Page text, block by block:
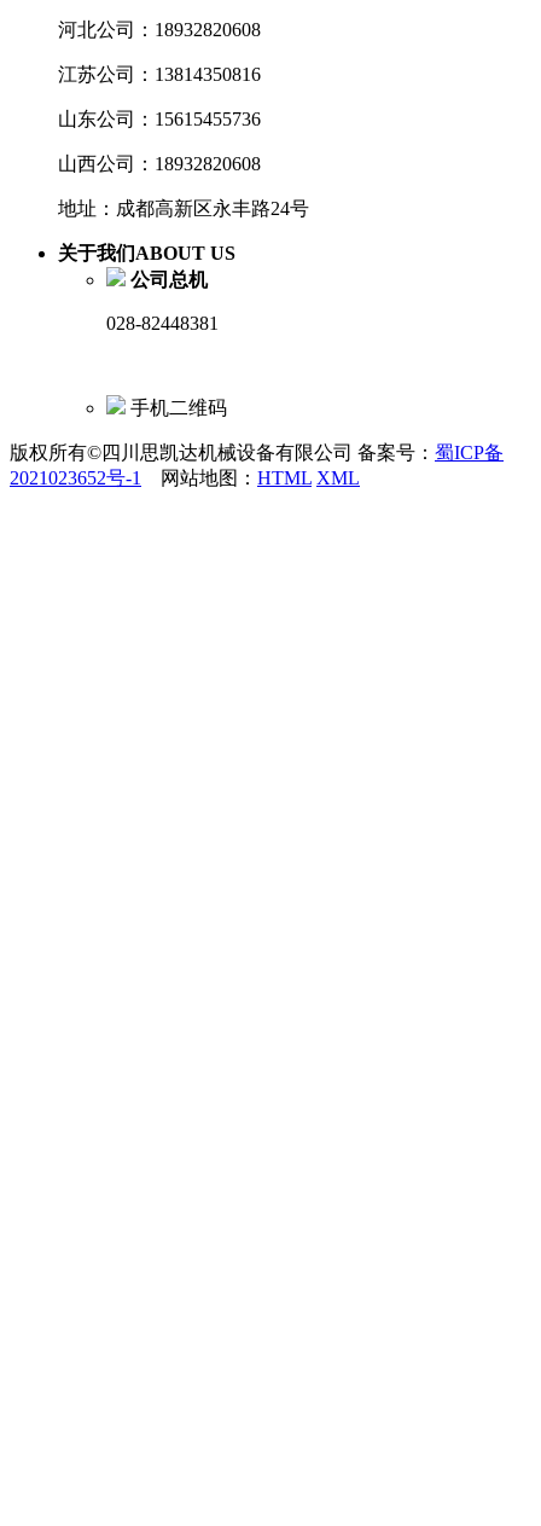
河北公司：18932820608
江苏公司：13814350816
山东公司：15615455736
山西公司：18932820608
地址：成都高新区永丰路24号
关于我们ABOUT US
公司总机
028-82448381
手机二维码
版权所有©四川思凯达机械设备有限公司 备案号： 蜀ICP备
2021023652号-1
网站地图： HTML XML